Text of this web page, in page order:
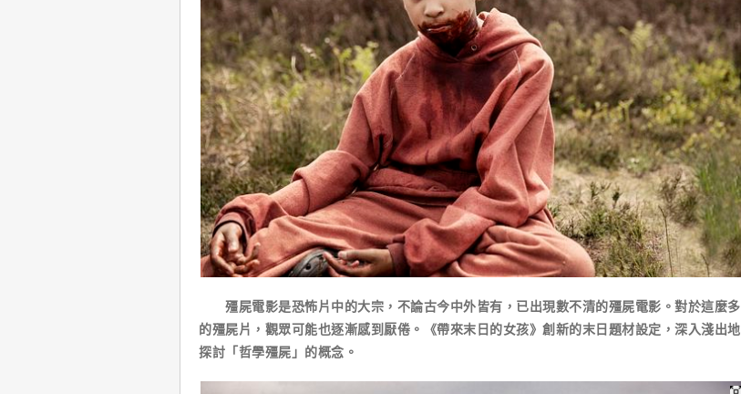
殭屍電影是恐怖片中的大宗，不論古今中外皆有，已出現數不清的殭屍電影。對於這麼多
的殭屍片，觀眾可能也逐漸感到厭倦。《帶來末日的女孩》創新的末日題材設定，深入淺出地
探討「哲學殭屍」的概念。